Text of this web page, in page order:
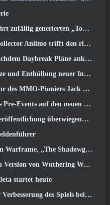
„Tower of Greed“ ein
Aniimo trifft den richtigen Ton
Roadmaps für EverQuest und EQ2 zu überspringen
Phantasy Star Online 2: NGS Headline Wave Stream
Jack Emmert als CEO bekannt
neuen Speed-Server von MU Online vor
unter negativen Bewertungen
Shadowgrapher“ erscheint im März
in die verschneiten Länder der Roya Frostlands 3.1
startet heute
des Spiels beitragen 2026